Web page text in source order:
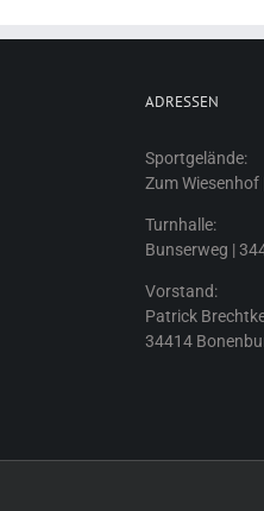
ADRESSEN
Sportgelände:
Zum
Turnhalle:
Bunserweg |
Vorstand:
Patrick
34414